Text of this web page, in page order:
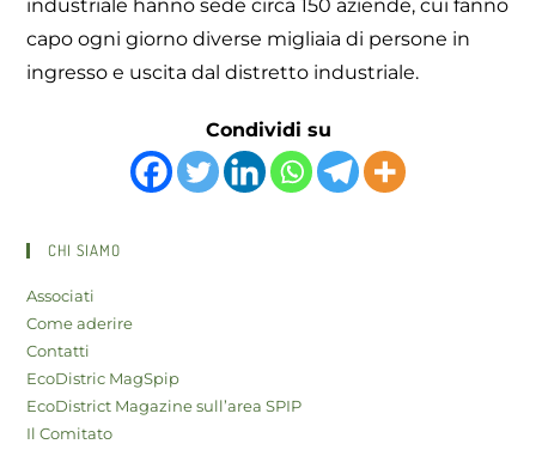
industriale hanno sede circa 150 aziende, cui fanno
capo ogni giorno diverse migliaia di persone in
ingresso e uscita dal distretto industriale.
Condividi su
CHI SIAMO
Associati
Come aderire
Contatti
EcoDistric MagSpip
EcoDistrict Magazine sull’area SPIP
Il Comitato